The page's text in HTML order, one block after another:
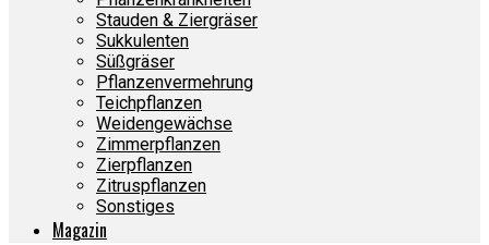
Stauden & Ziergräser
Sukkulenten
Süßgräser
Pflanzenvermehrung
Teichpflanzen
Weidengewächse
Zimmerpflanzen
Zierpflanzen
Zitruspflanzen
Sonstiges
Magazin